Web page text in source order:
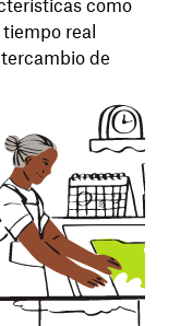
como
real
de